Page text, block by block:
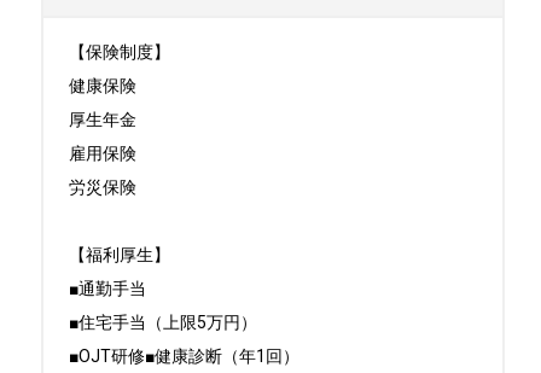
【保険制度】
健康保険
厚生年金
雇用保険
労災保険
【福利厚生】
■通勤手当
■住宅手当（上限5万円）
■OJT研修■健康診断（年1回）